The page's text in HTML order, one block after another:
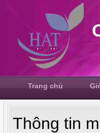
Trang chủ
Thông tin